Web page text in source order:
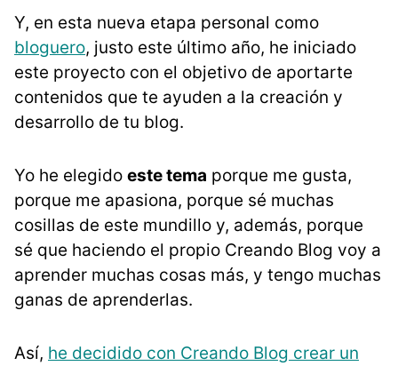
Y, en esta nueva etapa personal como
bloguero, justo este último año, he iniciado
este proyecto con el objetivo de aportarte
contenidos que te ayuden a la creación y
desarrollo de tu blog.
Yo he elegido este tema porque me gusta,
porque me apasiona, porque sé muchas
cosillas de este mundillo y, además, porque
sé que haciendo el propio Creando Blog voy a
aprender muchas cosas más, y tengo muchas
ganas de aprenderlas.
Así, he decidido con Creando Blog crear un